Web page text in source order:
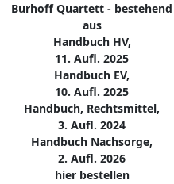
Burhoff Quartett - bestehend
aus
Handbuch HV,
11. Aufl. 2025
Handbuch EV,
10. Aufl. 2025
Handbuch, Rechtsmittel,
3. Aufl. 2024
Handbuch Nachsorge,
2. Aufl. 2026
hier bestellen